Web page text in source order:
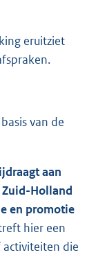
eruitziet
van de
aan
Holland
en promotie
hier een
activiteiten die